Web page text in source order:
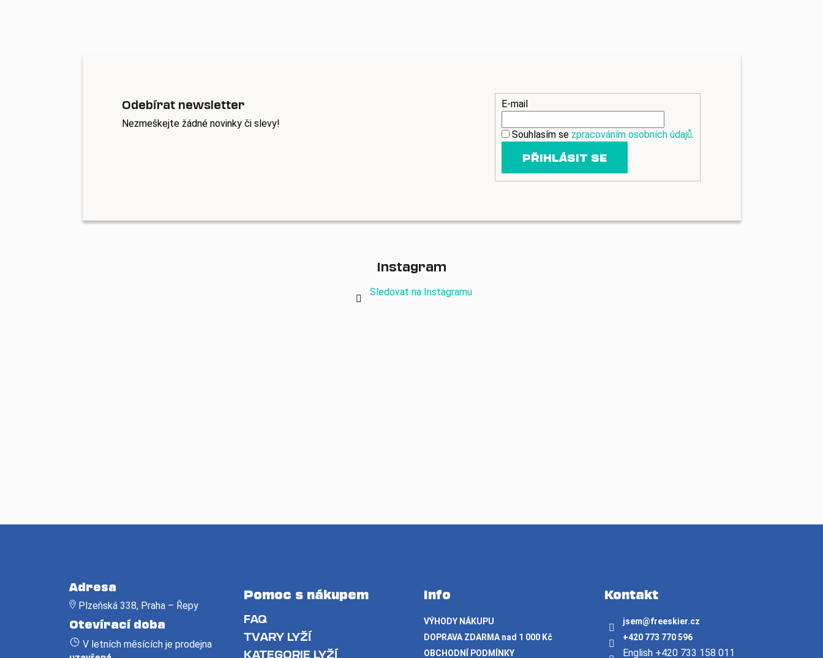
Odebírat newsletter
Nezmeškejte žádné novinky či slevy!
E-mail
Souhlasím se zpracováním osobních údajů.
PŘIHLÁSIT SE
Instagram
Sledovat na Instagramu
Adresa
Plzeňská 338, Praha – Řepy
Otevírací doba
V letních měsících je prodejna
Pomoc s nákupem
FAQ
TVARY LYŽÍ
KATEGORIE LYŽÍ
Info
VÝHODY NÁKUPU
DOPRAVA ZDARMA nad 1 000 Kč
OBCHODNÍ PODMÍNKY
Kontakt
jsem@freeskier.cz
+420 773 770 596
English +420 733 158 011